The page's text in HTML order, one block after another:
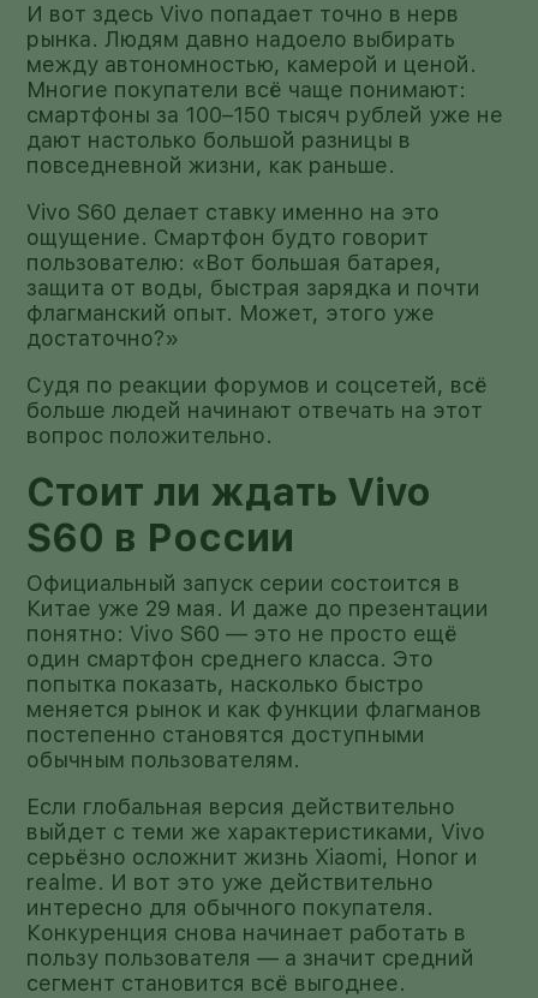
И вот здесь Vivo попадает точно в нерв
рынка. Людям давно надоело выбирать
между автономностью, камерой и ценой.
Многие покупатели всё чаще понимают:
смартфоны за 100–150 тысяч рублей уже не
дают настолько большой разницы в
повседневной жизни, как раньше.
Vivo S60 делает ставку именно на это
ощущение. Смартфон будто говорит
пользователю: «Вот большая батарея,
защита от воды, быстрая зарядка и почти
флагманский опыт. Может, этого уже
достаточно?»
Судя по реакции форумов и соцсетей, всё
больше людей начинают отвечать на этот
вопрос положительно.
Стоит ли ждать Vivo
S60 в России
Официальный запуск серии состоится в
Китае уже 29 мая. И даже до презентации
понятно: Vivo S60 — это не просто ещё
один смартфон среднего класса. Это
попытка показать, насколько быстро
меняется рынок и как функции флагманов
постепенно становятся доступными
обычным пользователям.
Если глобальная версия действительно
выйдет с теми же характеристиками, Vivo
серьёзно осложнит жизнь Xiaomi, Honor и
realme. И вот это уже действительно
интересно для обычного покупателя.
Конкуренция снова начинает работать в
пользу пользователя — а значит средний
сегмент становится всё выгоднее.